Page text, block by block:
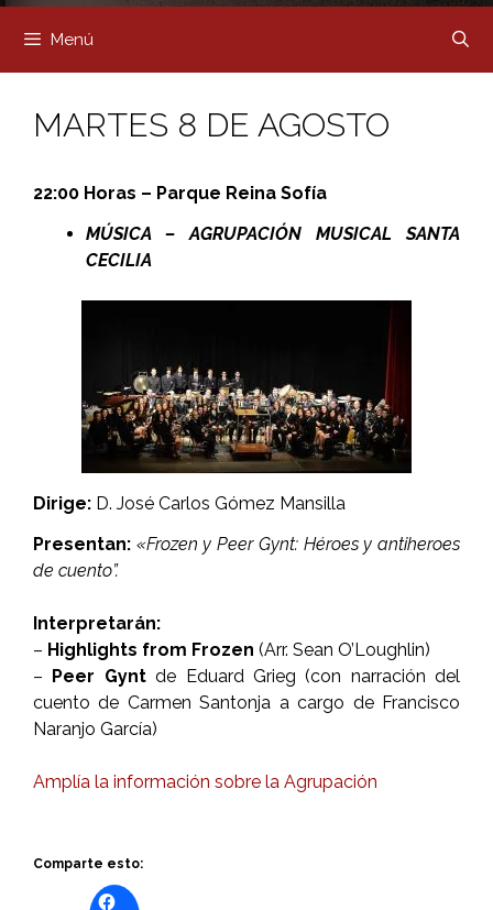
Menú
MARTES 8 DE AGOSTO
22:00 Horas – Parque Reina Sofía
MÚSICA – AGRUPACIÓN MUSICAL SANTA
CECILIA
Dirige: D. José Carlos Gómez Mansilla
Presentan: «Frozen y Peer Gynt: Héroes y antiheroes
de cuento”.
Interpretarán:
– Highlights from Frozen (Arr. Sean O’Loughlin)
– Peer Gyntde Eduard Grieg (con narración del
cuento de Carmen Santonja a cargo de Francisco
Naranjo García)
Amplía la información sobre la Agrupación
Comparte esto: